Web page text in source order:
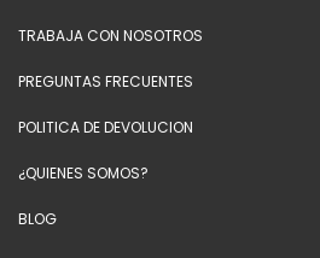
TRABAJA CON NOSOTROS
PREGUNTAS FRECUENTES
POLITICA DE DEVOLUCION
¿QUIENES SOMOS?
BLOG